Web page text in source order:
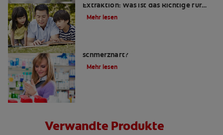
Extraktion: Was ist das Richtige für
mich?
Mehr lesen
schmerzhaft?
Mehr lesen
Verwandte Produkte